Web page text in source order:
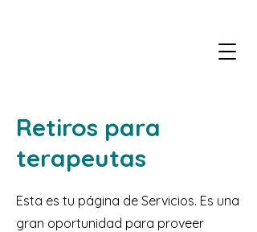
Retiros para
terapeutas
Esta es tu página de Servicios. Es una
gran oportunidad para proveer